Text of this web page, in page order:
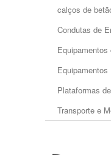
calços de
Condutas de
Equipamentos
Plataformas
Transporte e